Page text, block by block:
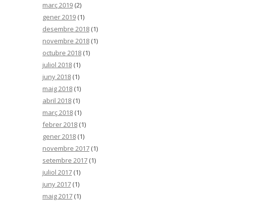
març 2019 (2)
gener 2019 (1)
desembre 2018 (1)
novembre 2018 (1)
octubre 2018 (1)
juliol 2018 (1)
juny 2018 (1)
maig 2018 (1)
abril 2018 (1)
març 2018 (1)
febrer 2018 (1)
gener 2018 (1)
novembre 2017 (1)
setembre 2017 (1)
juliol 2017 (1)
juny 2017 (1)
maig 2017 (1)